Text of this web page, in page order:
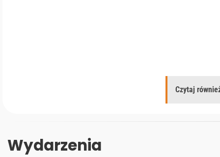
Czytaj
Wydarzenia